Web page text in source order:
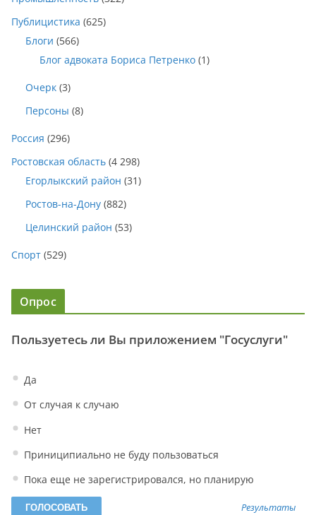
Публицистика (625)
Блоги (566)
Блог адвоката Бориса Петренко (1)
Очерк (3)
Персоны (8)
Россия (296)
Ростовская область (4 298)
Егорлыкский район (31)
Ростов-на-Дону (882)
Целинский район (53)
Спорт (529)
Опрос
Пользуетесь ли Вы приложением "Госуслуги"
Да
От случая к случаю
Нет
Приниципиально не буду пользоваться
Пока еще не зарегистрировался, но планирую
Результаты